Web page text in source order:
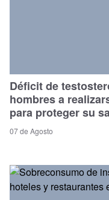
Déficit de
hombres a
para proteger su
07 de Agosto